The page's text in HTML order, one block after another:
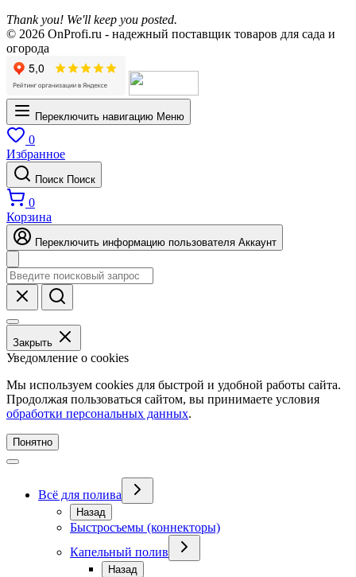
Thank you! We'll keep you posted.
© 2026 OnProfi.ru - надежный поставщик товаров для сада и
огорода
Переключить навигацию Меню
0
Избранное
Поиск Поиск
0
Корзина
Переключить информацию пользователя Аккаунт
Закрыть
Уведомление о cookies
Мы используем cookies для быстрой и удобной работы сайта.
Продолжая пользоваться сайтом, вы принимаете условия
обработки персональных данных.
Понятно
Всё для полива
Назад
Быстросъемы (коннекторы)
Капельный полив
Назад